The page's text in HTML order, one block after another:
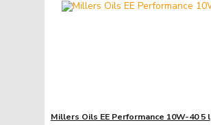
Millers Oils EE Performance 10W-40 5 l